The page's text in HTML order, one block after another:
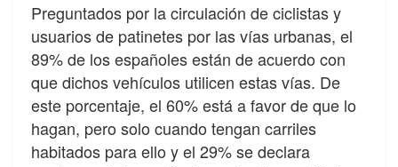
Preguntados por la circulación de ciclistas y
usuarios de patinetes por las vías urbanas, el
89% de los españoles están de acuerdo con
que dichos vehículos utilicen estas vías. De
este porcentaje, el 60% está a favor de que lo
hagan, pero solo cuando tengan carriles
habitados para ello y el 29% se declara